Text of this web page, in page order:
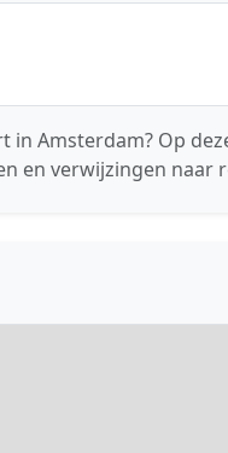
in Amsterdam? Op
en verwijzingen naar